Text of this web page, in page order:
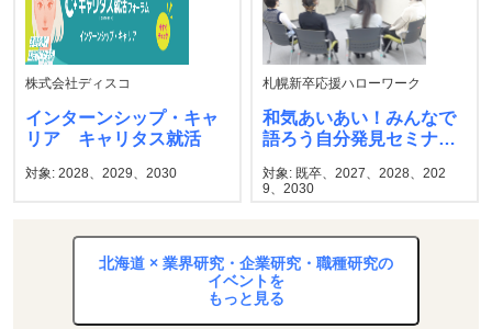
株式会社ディスコ
インターンシップ・キャ
リア キャリタス就活
対象: 2028、2029、2030
札幌新卒応援ハローワーク
和気あいあい！みんなで
語ろう自分発見セミナ
ワーク
対象: 既卒、2027、2028、202
9、2030
北海道 × 業界研究・企業研究・職種研究の
イベントを
もっと見る